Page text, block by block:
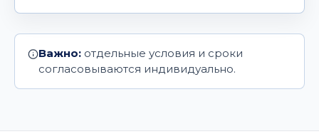
Важно: отдельные условия и сроки
согласовываются индивидуально.